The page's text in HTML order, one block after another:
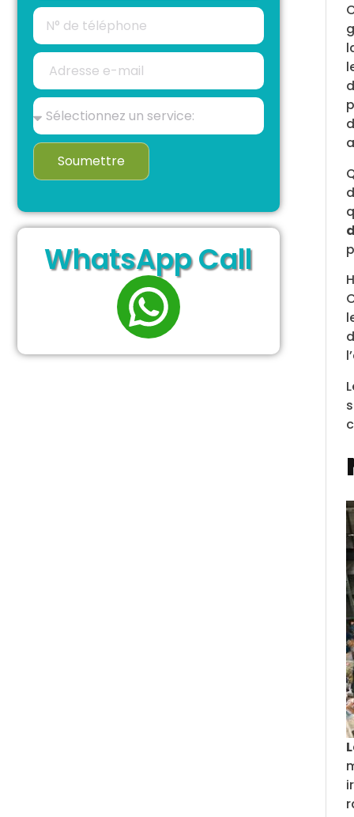
Soumettre
WhatsApp Call